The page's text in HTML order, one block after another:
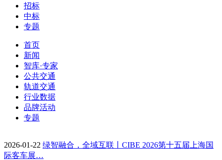
招标
中标
专题
首页
新闻
智库·专家
公共交通
轨道交通
行业数据
品牌活动
专题
2026-01-22 绿智融合，全域互联丨CIBE 2026第十五届上海国
际客车展…